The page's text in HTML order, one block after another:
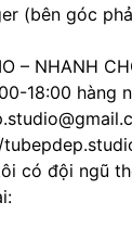
(bên góc
– NHANH
18:00 hàng
có đội ngũ